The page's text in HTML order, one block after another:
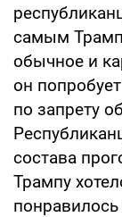
самым
обычное и
он
по запрету
состава
Трампу